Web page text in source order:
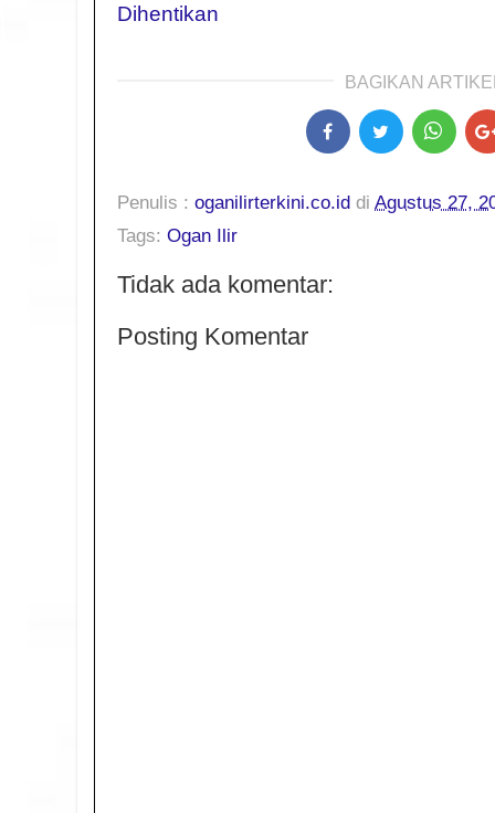
Dihentikan
BAGIKAN
Penulis : oganilirterkini.co.id di Agustus 27,
Tags: Ogan Ilir
Tidak ada komentar:
Posting Komentar